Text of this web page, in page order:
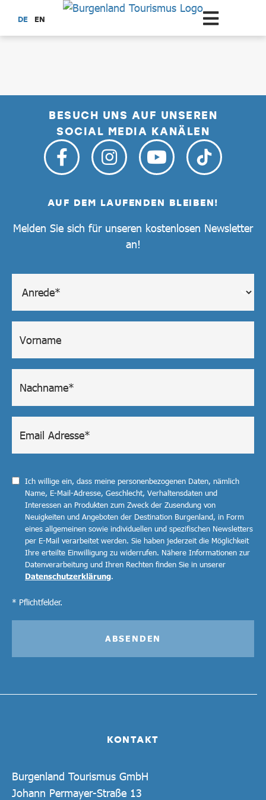
Zum Hauptinhalt springen
DE EN
BESUCH UNS AUF UNSEREN
SOCIAL MEDIA KANÄLEN
KONTAKT
Burgenland Tourismus GmbH
Johann Permayer-Straße 13
AUF DEM LAUFENDEN BLEIBEN!
Melden Sie sich für unseren kostenlosen Newsletter
an!
Ich willige ein, dass meine personenbezogenen Daten, nämlich
Name, E-Mail-Adresse, Geschlecht, Verhaltensdaten und
Interessen an Produkten zum Zweck der Zusendung von
Neuigkeiten und Angeboten der Destination Burgenland, in Form
eines allgemeinen sowie individuellen und spezifischen Newsletters
per E-Mail verarbeitet werden. Sie haben jederzeit die Möglichkeit
Ihre erteilte Einwilligung zu widerrufen. Nähere Informationen zur
Datenverarbeitung und Ihren Rechten finden Sie in unserer
Datenschutzerklärung.
* Pflichtfelder.
ABSENDEN